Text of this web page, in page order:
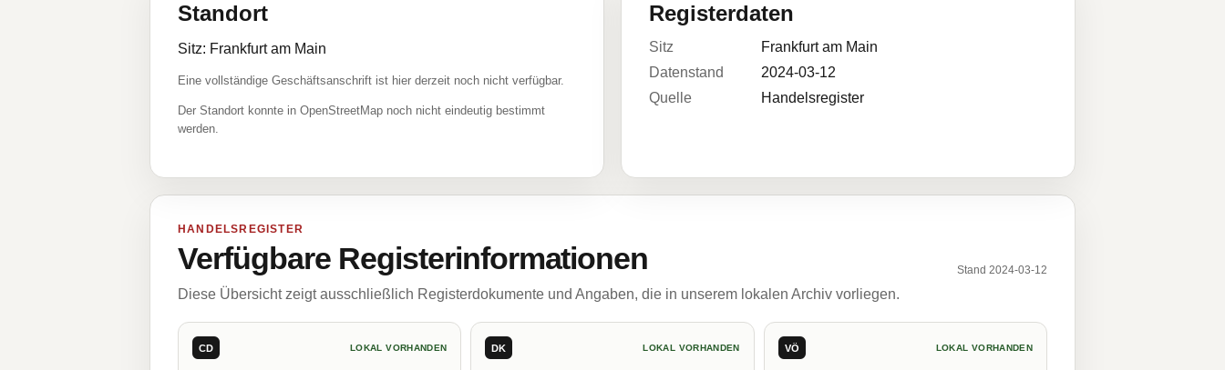
Standort
Sitz: Frankfurt am Main
Eine vollständige Geschäftsanschrift ist hier derzeit noch nicht verfügbar.
Der Standort konnte in OpenStreetMap noch nicht eindeutig bestimmt
werden.
Registerdaten
Sitz
Frankfurt am Main
Datenstand
2024-03-12
Quelle
Handelsregister
HANDELSREGISTER
Verfügbare Registerinformationen Stand 2024-03-12
Diese Übersicht zeigt ausschließlich Registerdokumente und Angaben, die in unserem lokalen Archiv vorliegen.
CD LOKAL VORHANDEN DK LOKAL VORHANDEN VÖ LOKAL VORHANDEN